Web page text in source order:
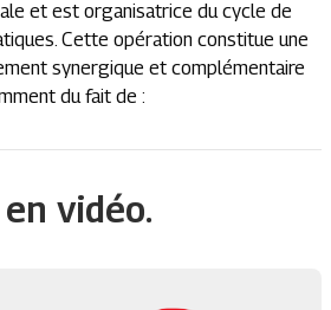
et est organisatrice du cycle de
Cette opération constitue une
synergique et complémentaire
du fait de :
vidéo.